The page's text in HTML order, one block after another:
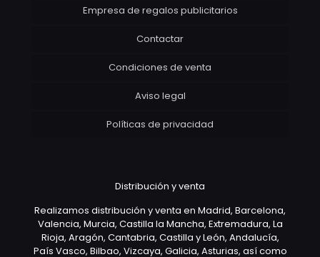
Empresa de regalos publicitarios
Contactar
Condiciones de venta
Aviso legal
Políticas de privacidad
Distribución y venta
Realizamos distribución y venta en Madrid, Barcelona,
Valencia, Murcia, Castilla la Mancha, Extremadura, La
Rioja, Aragón, Cantabria, Castilla y León, Andalucía,
País Vasco, Bilbao, Vizcaya, Galicia, Asturias, así como